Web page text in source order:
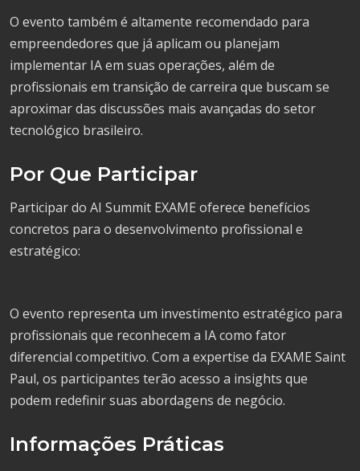
O evento também é altamente recomendado para
empreendedores que já aplicam ou planejam
implementar IA em suas operações, além de
profissionais em transição de carreira que buscam se
aproximar das discussões mais avançadas do setor
tecnológico brasileiro.
Por Que Participar
Participar do AI Summit EXAME oferece benefícios
concretos para o desenvolvimento profissional e
estratégico:
O evento representa um investimento estratégico para
profissionais que reconhecem a IA como fator
diferencial competitivo. Com a expertise da EXAME Saint
Paul, os participantes terão acesso a insights que
podem redefinir suas abordagens de negócio.
Informações Práticas